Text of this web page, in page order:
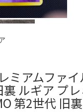
アムファイ
ルギア プレ
第2世代 旧